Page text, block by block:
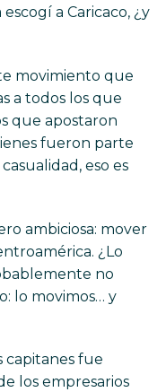
a Caricaco, ¿y
movimiento que
a todos los que
que apostaron
fueron parte
eso es
ambiciosa: mover
¿Lo
no
lo movimos… y
capitanes fue
los empresarios